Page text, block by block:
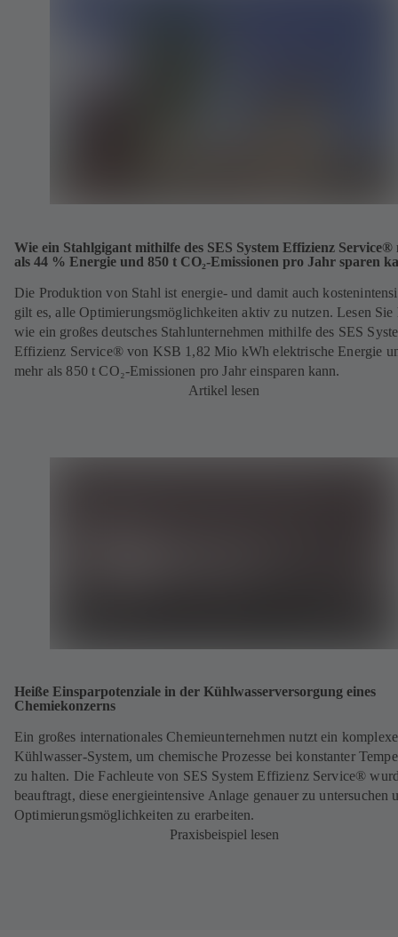
Wie ein Stahlgigant mithilfe des SES System Effizienz Service®
als 44 % Energie und 850 t CO₂-Emissionen pro Jahr sparen
Die Produktion von Stahl ist energie- und damit auch
gilt es, alle Optimierungs­möglich­keiten aktiv zu nutzen. Lesen Sie
wie ein großes deutsches Stahlunternehmen mithilfe des SES
Effizienz Service® von KSB 1,82 Mio kWh elektrische Energie
mehr als 850 t CO₂-Emissionen pro Jahr einsparen kann.
Artikel lesen
Heiße Einsparpotenziale in der Kühlwasserversorgung eines
Chemiekonzerns
Ein großes internationales Chemieunternehmen nutzt ein
Kühlwasser-System, um chemische Prozesse bei konstanter
zu halten. Die Fachleute von SES System Effizienz Service®
beauftragt, diese energieintensive Anlage genauer zu untersuchen
Optimierungsmöglichkeiten zu erarbeiten.
Praxisbeispiel lesen